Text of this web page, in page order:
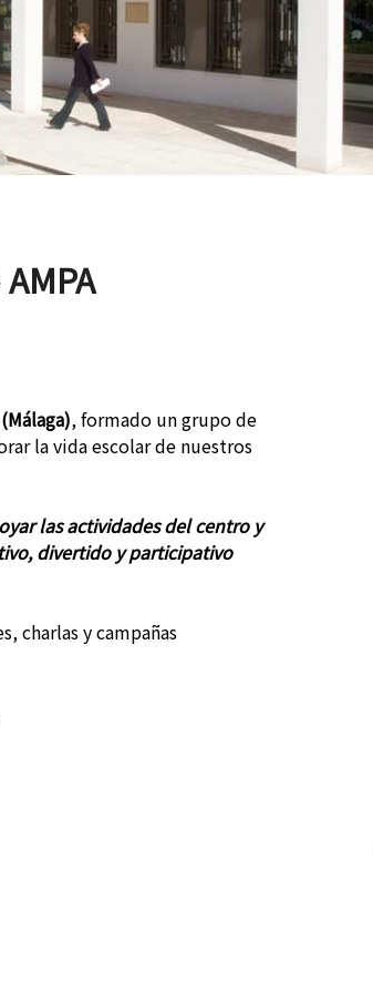
, formado un grupo de
la vida escolar de nuestros
las actividades del centro y
divertido y participativo
charlas y campañas